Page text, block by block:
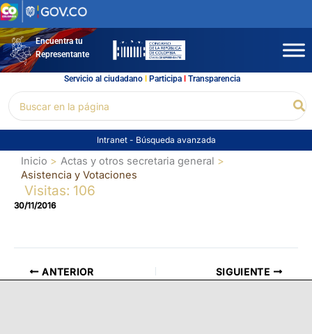
Ir
al
contenidoEncuentra tu
Representante
Servicio al ciudadano l Participal Transparencia
por:
Intranet - Búsqueda avanzada
Inicio
Actas y otros secretaria general
Asistencia y Votaciones
Visitas: 106
30/11/2016
ANTERIOR SIGUIENTE